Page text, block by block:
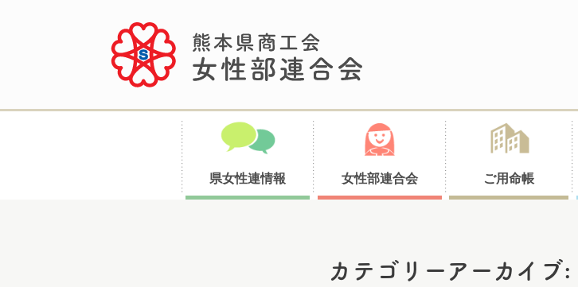
県女性連情報 女性部連合会 ご用命帳
カテゴリーアーカイブ: